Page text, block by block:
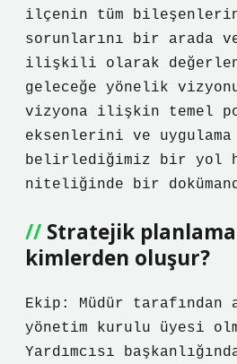
ilçenin tüm
sorunlarını bir arada
ilişkili olarak
geleceğe yönelik
vizyona ilişkin temel
eksenlerini ve
belirlediğimiz bir yol
niteliğinde bir
Stratejik
kimlerden oluşur?
Ekip: Müdür tarafından
yönetim kurulu üyesi
Yardımcısı